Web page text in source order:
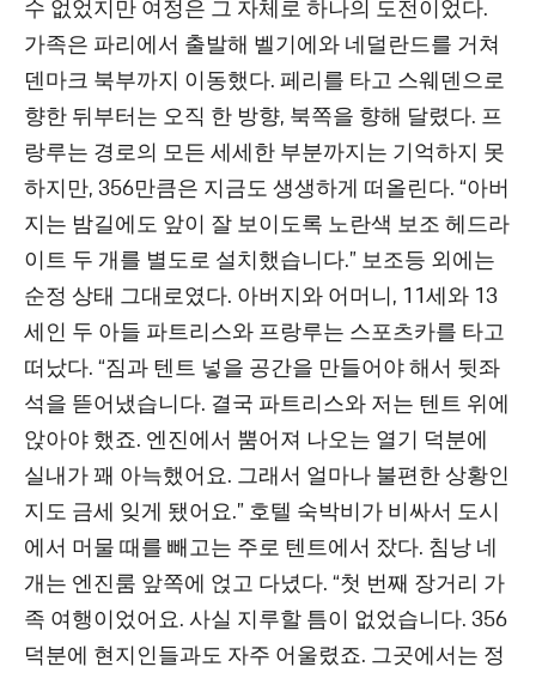
수 없었지만 여정은 그 자체로 하나의 도전이었다.
가족은 파리에서 출발해 벨기에와 네덜란드를 거쳐
덴마크 북부까지 이동했다. 페리를 타고 스웨덴으로
향한 뒤부터는 오직 한 방향, 북쪽을 향해 달렸다. 프
랑루는 경로의 모든 세세한 부분까지는 기억하지 못
하지만, 356만큼은 지금도 생생하게 떠올린다. “아버
지는 밤길에도 앞이 잘 보이도록 노란색 보조 헤드라
이트 두 개를 별도로 설치했습니다.” 보조등 외에는
순정 상태 그대로였다. 아버지와 어머니, 11세와 13
세인 두 아들 파트리스와 프랑루는 스포츠카를 타고
떠났다. “짐과 텐트 넣을 공간을 만들어야 해서 뒷좌
석을 뜯어냈습니다. 결국 파트리스와 저는 텐트 위에
앉아야 했죠. 엔진에서 뿜어져 나오는 열기 덕분에
실내가 꽤 아늑했어요. 그래서 얼마나 불편한 상황인
지도 금세 잊게 됐어요.” 호텔 숙박비가 비싸서 도시
에서 머물 때를 빼고는 주로 텐트에서 잤다. 침낭 네
개는 엔진룸 앞쪽에 얹고 다녔다. “첫 번째 장거리 가
족 여행이었어요. 사실 지루할 틈이 없었습니다. 356
덕분에 현지인들과도 자주 어울렸죠. 그곳에서는 정